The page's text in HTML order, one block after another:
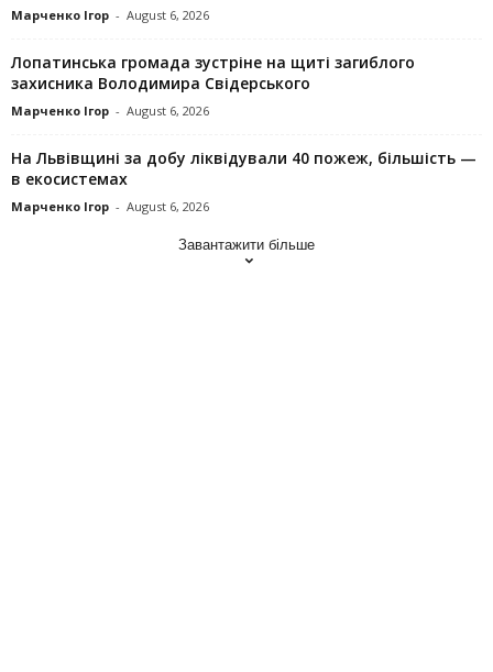
Марченко Ігор - August 6, 2026
Лопатинська громада зустріне на щиті загиблого
захисника Володимира Свідерського
Марченко Ігор - August 6, 2026
На Львівщині за добу ліквідували 40 пожеж, більшість —
в екосистемах
Марченко Ігор - August 6, 2026
Завантажити більше